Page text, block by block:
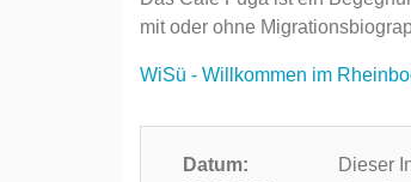
mit oder ohne
WiSü - Willkommen im
Datum:
Dieser